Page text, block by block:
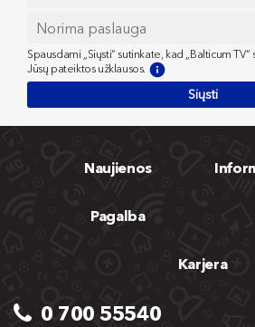
Spausdami „Siųsti“ sutinkate, kad „Balticum TV“
Jūsų pateiktos užklausos.
Siųsti
Naujienos
Pagalba
Karjera
0 700 55540